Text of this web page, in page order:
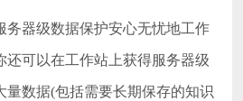
器级数据保护安心无忧地工作
可以在工作站上获得服务器级
量数据(包括需要长期保存的知识